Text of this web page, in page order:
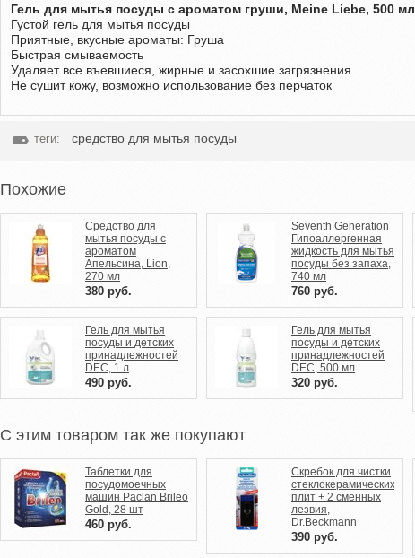
Гель для мытья посуды с ароматом груши, Meine Liebe, 500 мл
Густой гель для мытья посуды
Приятные, вкусные ароматы: Груша
Быстрая смываемость
Удаляет все въевшиеся, жирные и засохшие загрязнения
Не сушит кожу, возможно использование без перчаток
теги: средство для мытья посуды
Похожие
Средство для
мытья посуды с
ароматом
Апельсина, Lion,
270 мл
380 руб.
Seventh Generation
Гипоаллергенная
жидкость для мытья
посуды без запаха,
740 мл
760 руб.
Гель для мытья
посуды и детских
принадлежностей
DEC, 1 л
490 руб.
Гель для мытья
посуды и детских
принадлежностей
DEC, 500 мл
320 руб.
C этим товаром так же покупают
Таблетки для
посудомоечных
машин Paclan Brileo
Gold, 28 шт
460 руб.
Скребок для чистки
стеклокерамических
плит + 2 сменных
лезвия,
Dr.Beckmann
390 руб.